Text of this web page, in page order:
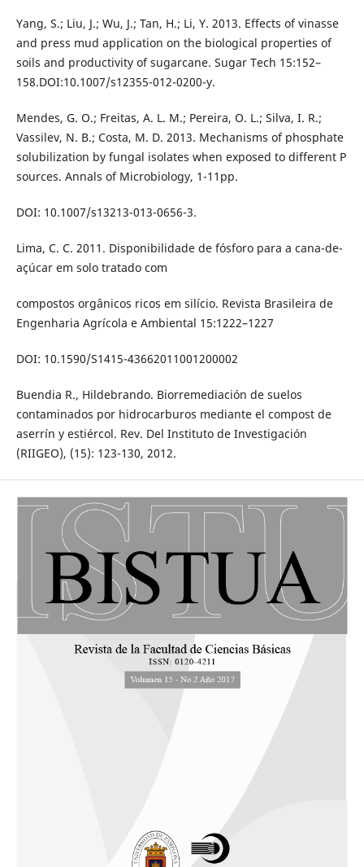
Yang, S.; Liu, J.; Wu, J.; Tan, H.; Li, Y. 2013. Effects of vinasse
and press mud application on the biological properties of
soils and productivity of sugarcane. Sugar Tech 15:152–
158.DOI:10.1007/s12355-012-0200-y.
Mendes, G. O.; Freitas, A. L. M.; Pereira, O. L.; Silva, I. R.;
Vassilev, N. B.; Costa, M. D. 2013. Mechanisms of phosphate
solubilization by fungal isolates when exposed to different P
sources. Annals of Microbiology, 1-11pp.
DOI: 10.1007/s13213-013-0656-3.
Lima, C. C. 2011. Disponibilidade de fósforo para a cana-de-
açúcar em solo tratado com
compostos orgânicos ricos em silício. Revista Brasileira de
Engenharia Agrícola e Ambiental 15:1222–1227
DOI: 10.1590/S1415-43662011001200002
Buendia R., Hildebrando. Biorremediación de suelos
contaminados por hidrocarburos mediante el compost de
aserrín y estiércol. Rev. Del Instituto de Investigación
(RIIGEO), (15): 123-130, 2012.